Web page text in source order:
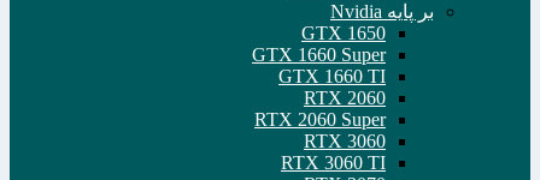
بر پایه Nvidia
GTX 1650
GTX 1660 Super
GTX 1660 TI
RTX 2060
RTX 2060 Super
RTX 3060
RTX 3060 TI